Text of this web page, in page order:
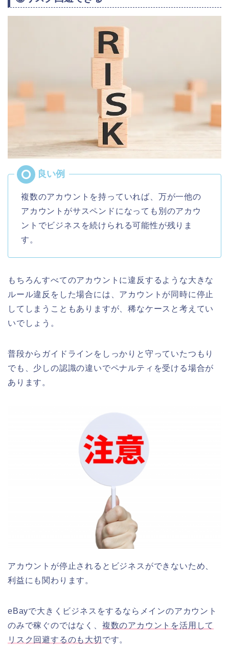
複数のアカウントを持っていれば、万が一他の
アカウントがサスペンドになっても別のアカウ
ントでビジネスを続けられる可能性が残りま
す。
もちろんすべてのアカウントに違反するような大きな
ルール違反をした場合には、アカウントが同時に停止
してしまうこともありますが、稀なケースと考えてい
いでしょう。
普段からガイドラインをしっかりと守っていたつもり
でも、少しの認識の違いでペナルティを受ける場合が
あります。
アカウントが停止されるとビジネスができないため、
利益にも関わります。
eBayで大きくビジネスをするならメインのアカウント
のみで稼ぐのではなく、 複数のアカウントを活用して
リスク回避するのも大切 です。